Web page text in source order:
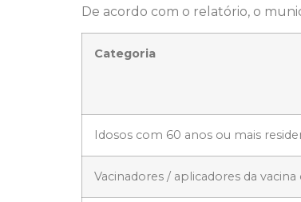
De acordo com o relatório, o
Categoria
Idosos com 60 anos ou mais
Vacinadores / aplicadores da vacina